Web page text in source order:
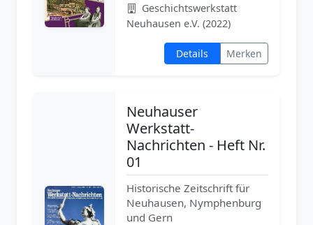
Geschichtswerkstatt
Neuhausen e.V. (2022)
Details Merken
Neuhauser
Werkstatt-
Nachrichten - Heft Nr.
01
Historische Zeitschrift für
Neuhausen, Nymphenburg
und Gern